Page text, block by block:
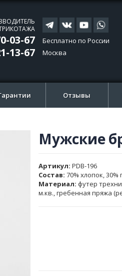
03-67
13-67
Бесплатно по России
Москва
Отзывы
Мужские
Артикул PDB-196
Состав: 70% хлопок, 30%
Материал: футер
м.кв., гребенная пряжа